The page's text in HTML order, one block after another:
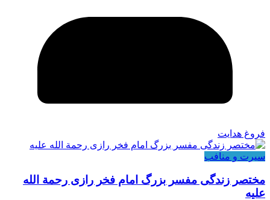
فروغ هدایت
سیرت و منافب
مختصر زندگی مفسر بزرگ امام فخر رازی رحمة الله
علیه